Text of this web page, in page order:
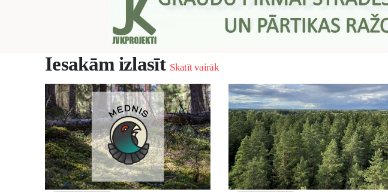
Iesakām izlasīt Skatīt vairāk